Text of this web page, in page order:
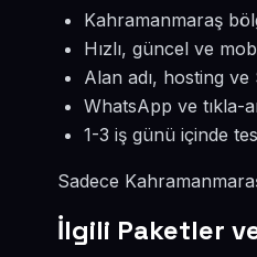
Kahramanmaraş
Hızlı, güncel ve
Alan adı, hosting ve
WhatsApp ve tıkla-
1-3 iş günü içinde
Sadece
İlgili Paketler